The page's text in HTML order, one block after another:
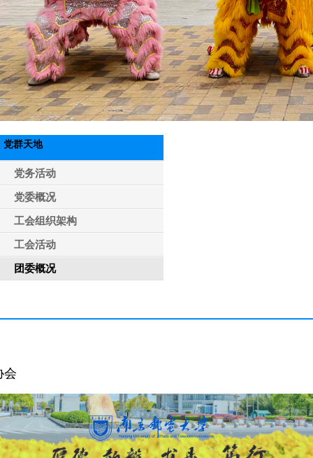
党群天地
党务活动
党委概况
工会组织架构
工会活动
团委概况
会